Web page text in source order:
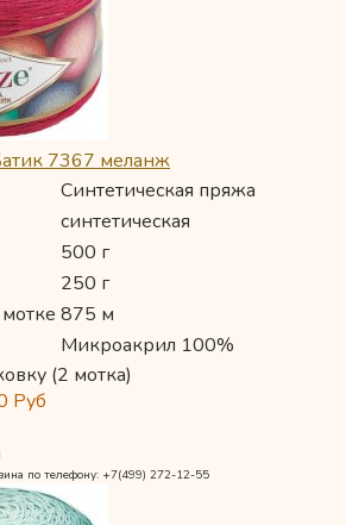
7367 меланж
Синтетическая пряжа
синтетическая
500 г
250 г
875 м
Микроакрил 100%
(2 мотка)
Руб
по телефону: +7(499) 272-12-55